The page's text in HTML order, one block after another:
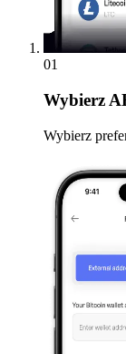
01
Wybierz
Wybierz